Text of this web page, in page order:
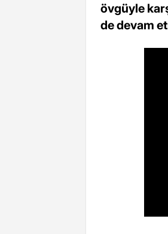
övgüyle
de devam